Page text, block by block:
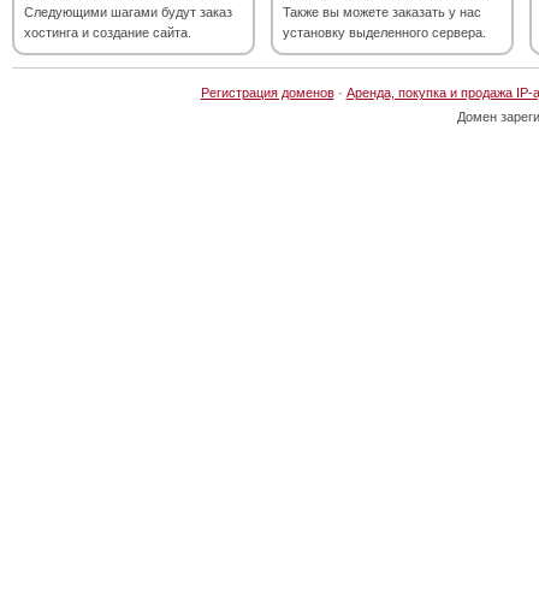
Следующими шагами будут заказ
хостинга и создание сайта.
Также вы можете заказать у нас
установку выделенного сервера.
Регистрация доменов· Аренда, покупка и продажа IP-
Домен